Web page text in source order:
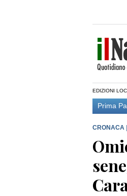
EDIZIONI
Prima
CRONACA